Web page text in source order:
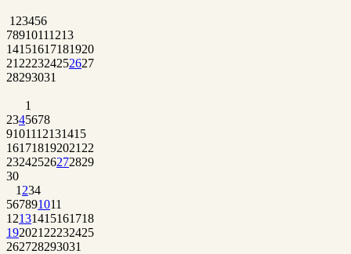
1 23456
78910111213
14151617181920
21 222324252627
28293031
1
2345678
9101112131415
161718192021 22
23242526272829
30
1 234
567891011
12131415161718
192021 22232425
262728293031